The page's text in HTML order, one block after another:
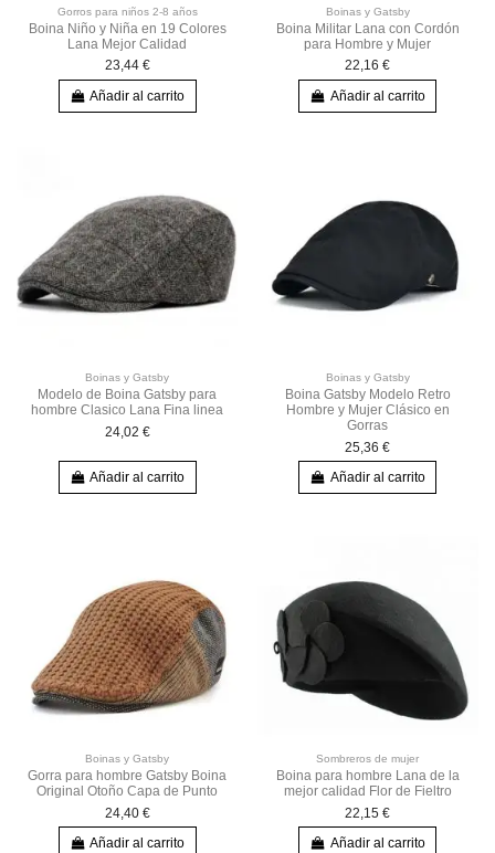
Gorros para niños 2-8 años
Boina Niño y Niña en 19 Colores
Lana Mejor Calidad
23,44 €
Añadir al carrito
Boinas y Gatsby
Boina Militar Lana con Cordón
para Hombre y Mujer
22,16 €
Añadir al carrito
Boinas y Gatsby
Modelo de Boina Gatsby para
hombre Clasico Lana Fina linea
24,02 €
Añadir al carrito
Boinas y Gatsby
Boina Gatsby Modelo Retro
Hombre y Mujer Clásico en
Gorras
25,36 €
Añadir al carrito
Boinas y Gatsby
Gorra para hombre Gatsby Boina
Original Otoño Capa de Punto
24,40 €
Añadir al carrito
Sombreros de mujer
Boina para hombre Lana de la
mejor calidad Flor de Fieltro
22,15 €
Añadir al carrito